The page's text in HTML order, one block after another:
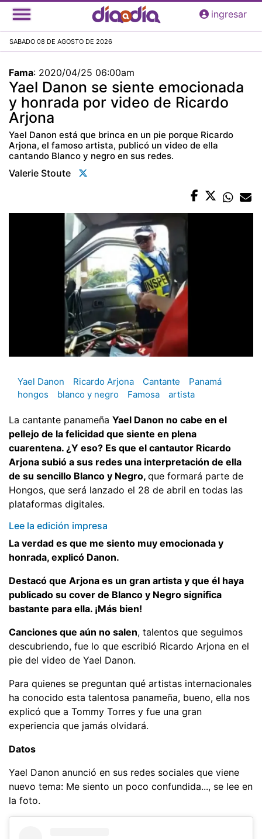
Pasar
al
principal
ingresar
SABADO 08 DE AGOSTO DE 2026
Fama: 2020/04/25 06:00am
Yael Danon se siente emocionada
y honrada por video de Ricardo
Arjona
Yael Danon está que brinca en un pie porque Ricardo
Arjona, el famoso artista, publicó un video de ella
cantando Blanco y negro en sus redes.
Valerie Stoute
Yael Danon Ricardo Arjona Cantante
Panamá
hongos
blanco y negro Famosa artista
La cantante panameña Yael Danon no cabe en el
pellejo de la felicidad que siente en plena
cuarentena. ¿Y eso? Es que el cantautor Ricardo
Arjona subió a sus redes una interpretación de ella
de su sencillo Blanco y Negro, que formará parte de
Hongos, que será lanzado el 28 de abril en todas las
plataformas digitales.
Lee la edición impresa
La verdad es que me siento muy emocionada y
honrada, explicó Danon.
Destacó que Arjona es un gran artista y que él haya
publicado su cover de Blanco y Negro significa
bastante para ella. ¡Más bien!
Canciones que aún no salen, talentos que seguimos
descubriendo, fue lo que escribió Ricardo Arjona en el
pie del video de Yael Danon.
Para quienes se preguntan qué artistas internacionales
ha conocido esta talentosa panameña, bueno, ella nos
explicó que a Tommy Torres y fue una gran
experiencia que jamás olvidará.
Datos
Yael Danon anunció en sus redes sociales que viene
nuevo tema: Me siento un poco confundida..., se lee en
la foto.